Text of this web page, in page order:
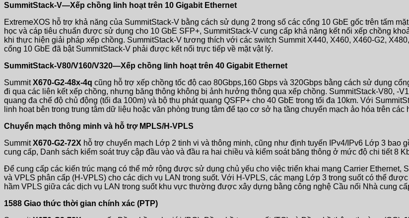
SummitStack-V—Xếp chồng linh hoạt trên 10 Gigabit Ethernet
ExtremeXOS hỗ trợ khả năng của SummitStack-V bằng cách sử dụng 2 trong số các cổng 10 GbE gốc trên tấm
học và cáp tiêu chuẩn được sử dụng cho 10 GbE SFP+, SummitStack-V cung cấp khả năng kết nối xếp chồng
khi thực hiện giải pháp xếp chồng. SummitStack-V tương thích với các switch Summit X440, X460, X460-G2,
cổng 10 GbE đã bật SummitStack-V phải được kết nối trực tiếp về mặt vật lý.
SummitStack-V80/V160/V320—Xếp chồng linh hoạt trên 40 Gigabit Ethernet
SummitX670-G2-48x-4q cũng hỗ trợ xếp chồng tốc độ cao 80Gbps,160 Gbps và 320Gbps bằng cách sử dụng
đi qua các liên kết xếp chồng, nhưng băng thông không bị ảnh hưởng thông qua xếp chồng. SummitStack-V80, -
quang đa chế độ chủ động (tối đa 100m) và bộ thu phát quang QSFP+ cho 40 GbE trong tối đa 10km. Với
linh hoạt bên trong trung tâm dữ liệu hoặc văn phòng trung tâm để tạo cơ sở hạ tầng chuyển mạch ảo hóa trên các
Chuyển mạch thông minh và hỗ trợ MPLS/H-VPLS
SummitX670-G2-72X hỗ trợ chuyển mạch Lớp 2 tinh vi và thông minh, cũng như định tuyến IPv4/IPv6 Lớp 3 bao
cung cấp, Danh sách kiểm soát truy cập đầu vào và đầu ra hai chiều và kiểm soát băng thông ở mức độ chi tiết 8
Để cung cấp các kiến ​​trúc mạng có thể mở rộng được sử dụng chủ yếu cho việc triển khai mạng Carrier Ethernet,
và VPLS phân cấp (H-VPLS) cho các dịch vụ LAN trong suốt. Với H-VPLS, các mạng Lớp 3 trong suốt có thể
hầm VPLS giữa các dịch vụ LAN trong suốt khu vực thường được xây dựng bằng công nghệ Cầu nối Nhà cung
1588 Giao thức thời gian chính xác (PTP)